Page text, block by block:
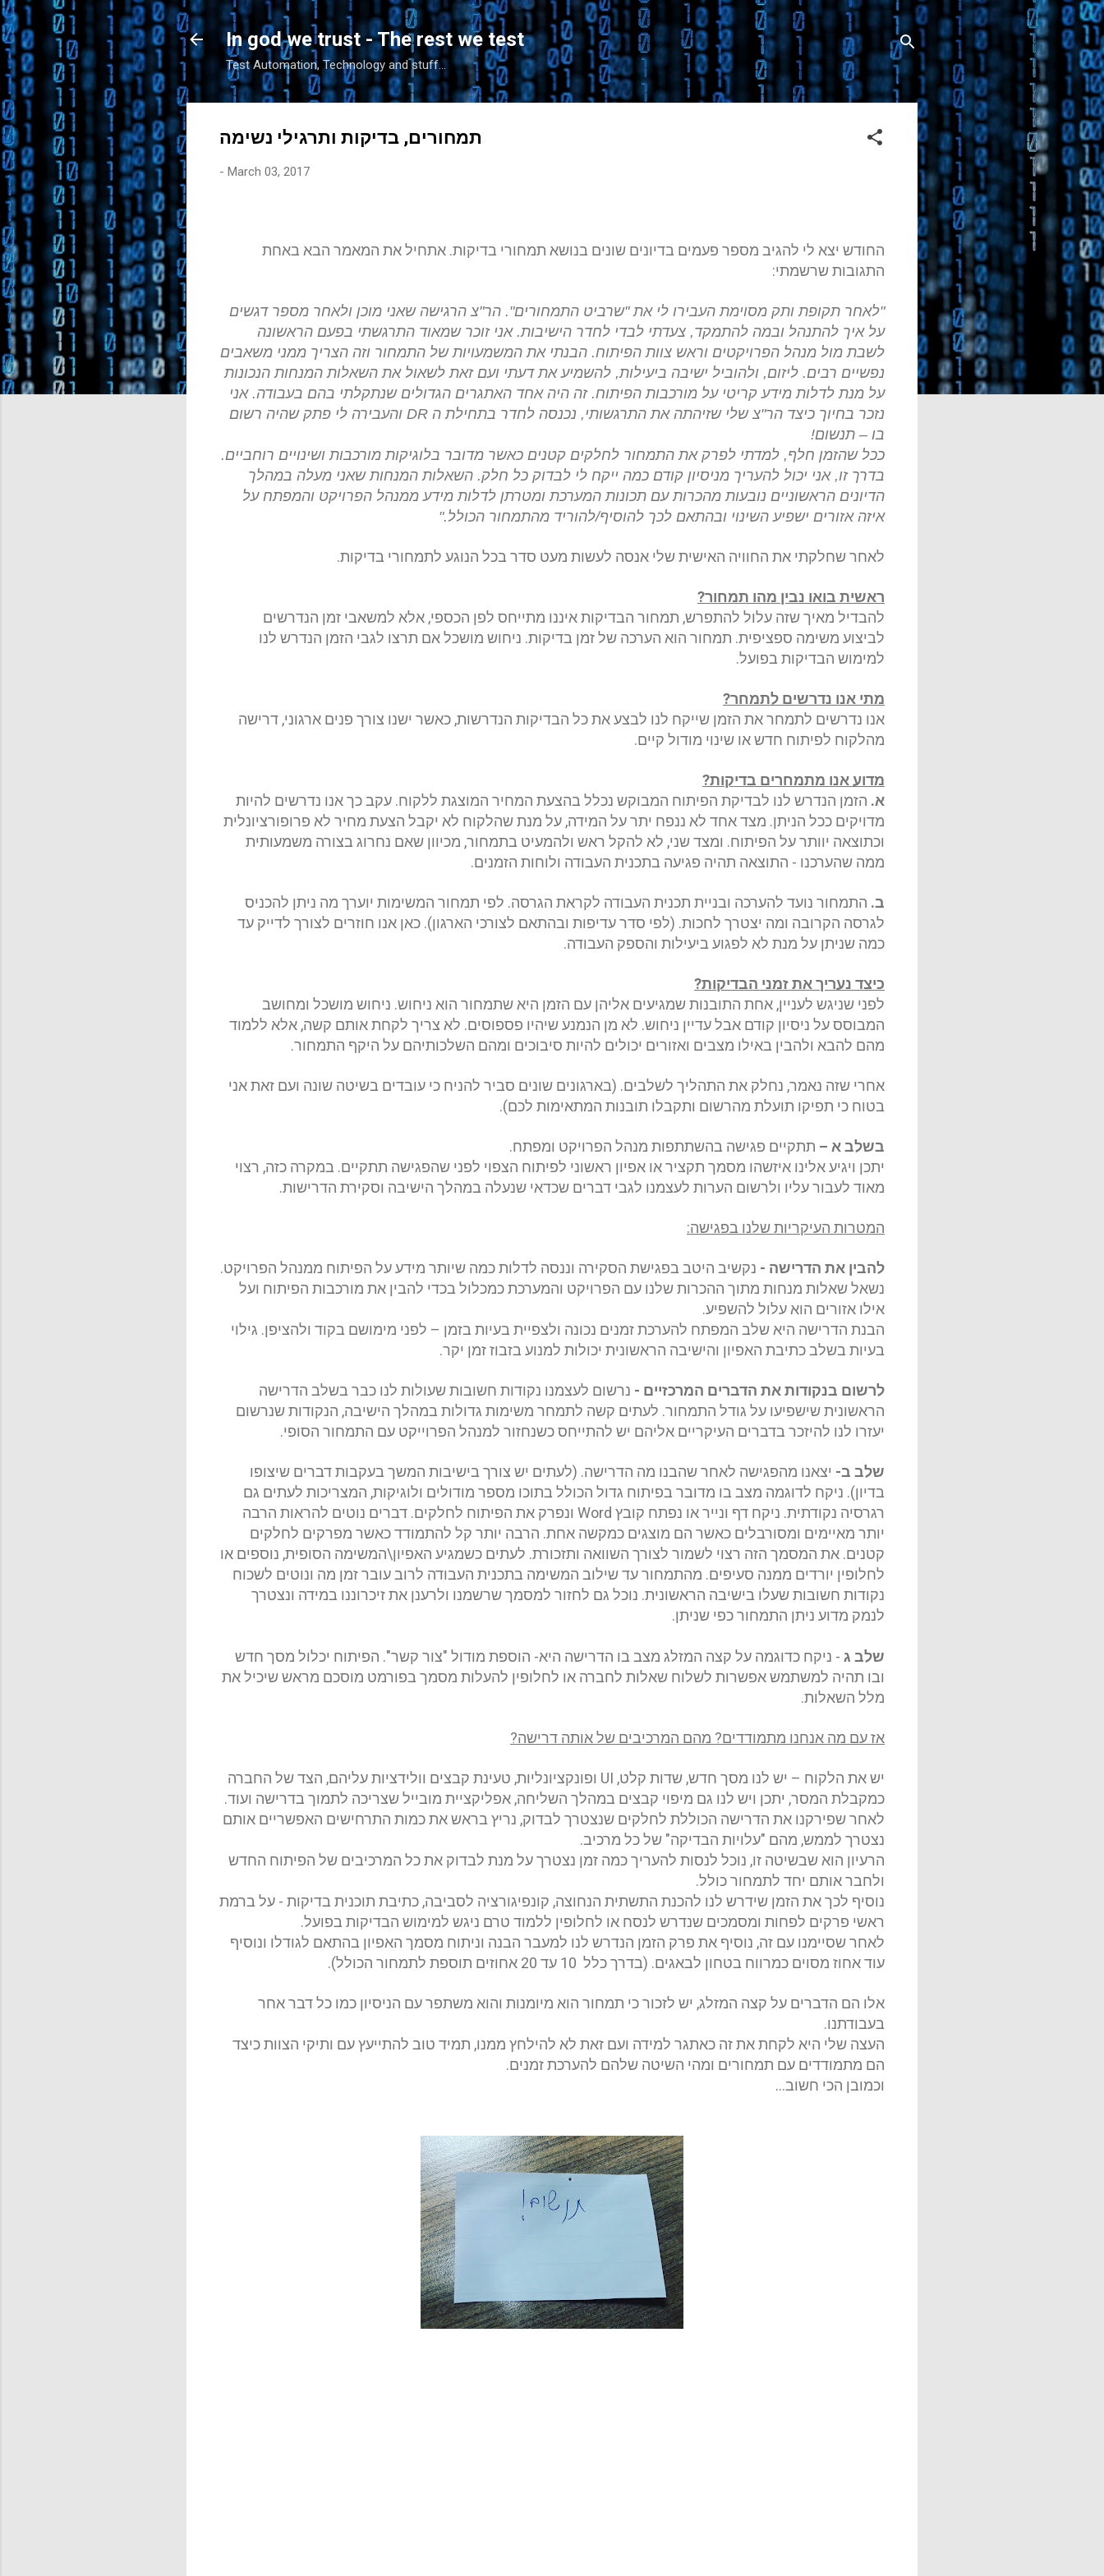
Skip to main content
In god we trust - The rest we test
Test Automation, Technology and stuff...
תמחורים, בדיקות ותרגילי נשימה
- March 03, 2017
החודש יצא לי להגיב מספר פעמים בדיונים שונים בנושא תמחורי בדיקות. אתחיל את המאמר הבא באחת
התגובות שרשמתי:
"לאחר תקופת ותק מסוימת העבירו לי את "שרביט התמחורים". הר"צ הרגישה שאני מוכן ולאחר מספר דגשים
על איך להתנהל ובמה להתמקד, צעדתי לבדי לחדר הישיבות. אני זוכר שמאוד התרגשתי בפעם הראשונה
לשבת מול מנהל הפרויקטים וראש צוות הפיתוח. הבנתי את המשמעויות של התמחור וזה הצריך ממני משאבים
נפשיים רבים. ליזום, ולהוביל ישיבה ביעילות, להשמיע את דעתי ועם זאת לשאול את השאלות המנחות הנכונות
על מנת לדלות מידע קריטי על מורכבות הפיתוח. זה היה אחד האתגרים הגדולים שנתקלתי בהם בעבודה. אני
נזכר בחיוך כיצד הר"צ שלי שזיהתה את התרגשותי, נכנסה לחדר בתחילת ה
והעבירה לי פתק שהיה רשום
בו – תנשום!
ככל שהזמן חלף, למדתי לפרק את התמחור לחלקים קטנים כאשר מדובר בלוגיקות מורכבות ושינויים רוחביים.
בדרך זו, אני יכול להעריך מניסיון קודם כמה ייקח לי לבדוק כל חלק. השאלות המנחות שאני מעלה במהלך
הדיונים הראשוניים נובעות מהכרות עם תכונות המערכת ומטרתן לדלות מידע ממנהל הפרויקט והמפתח על
איזה אזורים ישפיע השינוי ובהתאם לכך להוסיף/להוריד מהתמחור הכולל."
לאחר שחלקתי את החוויה האישית שלי אנסה לעשות מעט סדר בכל הנוגע לתמחורי בדיקות.
ראשית בואו נבין מהו תמחור?
להבדיל מאיך שזה עלול להתפרש, תמחור הבדיקות איננו מתייחס לפן הכספי, אלא למשאבי זמן הנדרשים
לביצוע משימה ספציפית. תמחור הוא הערכה של זמן בדיקות. ניחוש מושכל אם תרצו לגבי הזמן הנדרש לנו
למימוש הבדיקות בפועל.
מתי אנו נדרשים לתמחר?
אנו נדרשים לתמחר את הזמן שייקח לנו לבצע את כל הבדיקות הנדרשות, כאשר ישנו צורך פנים ארגוני, דרישה
מהלקוח לפיתוח חדש או שינוי מודול קיים.
מדוע אנו מתמחרים בדיקות?
א. הזמן הנדרש לנו לבדיקת הפיתוח המבוקש נכלל בהצעת המחיר המוצגת ללקוח. עקב כך אנו נדרשים להיות
מדויקים ככל הניתן. מצד אחד לא ננפח יתר על המידה, על מנת שהלקוח לא יקבל הצעת מחיר לא פרופורציונלית
וכתוצאה יוותר על הפיתוח. ומצד שני, לא להקל ראש ולהמעיט בתמחור, מכיוון שאם נחרוג בצורה משמעותית
ממה שהערכנו - התוצאה תהיה פגיעה בתכנית העבודה ולוחות הזמנים.
ב. התמחור נועד להערכה ובניית תכנית העבודה לקראת הגרסה. לפי תמחור המשימות יוערך מה ניתן להכניס
לגרסה הקרובה ומה יצטרך לחכות. (לפי סדר עדיפות ובהתאם לצורכי הארגון). כאן אנו חוזרים לצורך לדייק עד
כמה שניתן על מנת לא לפגוע ביעילות והספק העבודה.
כיצד נעריך את זמני הבדיקות?
לפני שניגש לעניין, אחת התובנות שמגיעים אליהן עם הזמן היא שתמחור הוא ניחוש. ניחוש מושכל ומחושב
המבוסס על ניסיון קודם אבל עדיין ניחוש. לא מן הנמנע שיהיו פספוסים. לא צריך לקחת אותם קשה, אלא ללמוד
מהם להבא ולהבין באילו מצבים ואזורים יכולים להיות סיבוכים ומהם השלכותיהם על היקף התמחור.
אחרי שזה נאמר, נחלק את התהליך לשלבים. (בארגונים שונים סביר להניח כי עובדים בשיטה שונה ועם זאת אני
בטוח כי תפיקו תועלת מהרשום ותקבלו תובנות המתאימות לכם).
בשלב א – תתקיים פגישה בהשתתפות מנהל הפרויקט ומפתח.
יתכן ויגיע אלינו איזשהו מסמך תקציר או אפיון ראשוני לפיתוח הצפוי לפני שהפגישה תתקיים. במקרה כזה, רצוי
מאוד לעבור עליו ולרשום הערות לעצמנו לגבי דברים שכדאי שנעלה במהלך הישיבה וסקירת הדרישות.
המטרות העיקריות שלנו בפגישה:
להבין את הדרישה - נקשיב היטב בפגישת הסקירה וננסה לדלות כמה שיותר מידע על הפיתוח ממנהל הפרויקט.
נשאל שאלות מנחות מתוך ההכרות שלנו עם הפרויקט והמערכת כמכלול בכדי להבין את מורכבות הפיתוח ועל
אילו אזורים הוא עלול להשפיע.
הבנת הדרישה היא שלב המפתח להערכת זמנים נכונה ולצפיית בעיות בזמן – לפני מימושם בקוד ולהציפן. גילוי
בעיות בשלב כתיבת האפיון והישיבה הראשונית יכולות למנוע בזבוז זמן יקר.
לרשום בנקודות את הדברים המרכזיים - נרשום לעצמנו נקודות חשובות שעולות לנו כבר בשלב הדרישה
הראשונית שישפיעו על גודל התמחור. לעתים קשה לתמחר משימות גדולות במהלך הישיבה, הנקודות שנרשום
יעזרו לנו להיזכר בדברים העיקריים אליהם יש להתייחס כשנחזור למנהל הפרוייקט עם התמחור הסופי.
שלב ב- יצאנו מהפגישה לאחר שהבנו מה הדרישה. (לעתים יש צורך בישיבות המשך בעקבות דברים שיצופו
בדיון). ניקח לדוגמה מצב בו מדובר בפיתוח גדול הכולל בתוכו מספר מודולים ולוגיקות, המצריכות לעתים גם
רגרסיה נקודתית. ניקח דף ונייר או נפתח קובץ Word ונפרק את הפיתוח לחלקים. דברים נוטים להראות הרבה
יותר מאיימים ומסורבלים כאשר הם מוצגים כמקשה אחת. הרבה יותר קל להתמודד כאשר מפרקים לחלקים
קטנים. את המסמך הזה רצוי לשמור לצורך השוואה ותזכורת. לעתים כשמגיע האפיון\המשימה הסופית, נוספים או
לחלופין יורדים ממנה סעיפים. מהתמחור עד שילוב המשימה בתכנית העבודה לרוב עובר זמן מה ונוטים לשכוח
נקודות חשובות שעלו בישיבה הראשונית. נוכל גם לחזור למסמך שרשמנו ולרענן את זיכרוננו במידה ונצטרך
לנמק מדוע ניתן התמחור כפי שניתן.
שלב ג - ניקח כדוגמה על קצה המזלג מצב בו הדרישה היא- הוספת מודול "צור קשר". הפיתוח יכלול מסך חדש
ובו תהיה למשתמש אפשרות לשלוח שאלות לחברה או לחלופין להעלות מסמך בפורמט מוסכם מראש שיכיל את
מלל השאלות.
אז עם מה אנחנו מתמודדים? מהם המרכיבים של אותה דרישה?
יש את הלקוח – יש לנו מסך חדש, שדות קלט, UI
ופונקציונליות, טעינת קבצים וולידציות עליהם, הצד של החברה
כמקבלת המסר, יתכן ויש לנו גם מיפוי קבצים במהלך השליחה, אפליקציית מובייל שצריכה לתמוך בדרישה ועוד.
לאחר שפירקנו את הדרישה הכוללת לחלקים שנצטרך לבדוק, נריץ בראש את כמות התרחישים האפשריים אותם
נצטרך לממש, מהם "עלויות הבדיקה" של כל מרכיב.
הרעיון הוא שבשיטה זו, נוכל לנסות להעריך כמה זמן נצטרך על מנת לבדוק את כל המרכיבים של הפיתוח החדש
ולחבר אותם יחד לתמחור כולל.
נוסיף לכך את הזמן שידרש לנו להכנת התשתית הנחוצה, קונפיגורציה לסביבה, כתיבת תוכנית בדיקות - על ברמת
ראשי פרקים לפחות ומסמכים שנדרש לנסח או לחלופין ללמוד טרם ניגש למימוש הבדיקות בפועל.
לאחר שסיימנו עם זה, נוסיף את פרק הזמן הנדרש לנו למעבר הבנה וניתוח מסמך האפיון בהתאם לגודלו ונוסיף
עוד אחוז מסוים כמרווח בטחון לבאגים. (בדרך כלל 10 עד 20 אחוזים תוספת לתמחור הכולל
).
אלו הם הדברים על קצה המזלג, יש לזכור כי תמחור הוא מיומנות והוא משתפר עם הניסיון כמו כל דבר אחר
בעבודתנו.
העצה שלי היא לקחת את זה כאתגר למידה ועם זאת לא להילחץ ממנו, תמיד טוב להתייעץ עם ותיקי הצוות כיצד
הם מתמודדים עם תמחורים ומהי השיטה שלהם להערכת זמנים.
וכמובן הכי חשוב...